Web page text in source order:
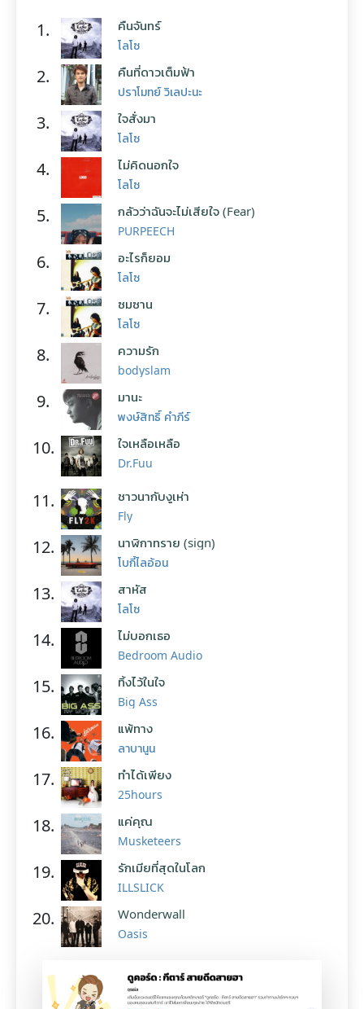
1. คืนจันทร์
โลโซ
2. คืนที่ดาวเต็มฟ้า
ปราโมทย์ วิเลปะนะ
3. ใจสั่งมา
โลโซ
4. ไม่คิดนอกใจ
โลโซ
5. กลัวว่าฉันจะไม่เสียใจ (Fear)
PURPEECH
6. อะไรก็ยอม
โลโซ
7. ซมซาน
โลโซ
8. ความรัก
bodyslam
9. มานะ
พงษ์สิทธิ์ คำภีร์
10. ใจเหลือเหลือ
Dr.Fuu
11. ชาวนากับงูเห่า
Fly
12. นาฬิกาทราย (sign)
โบกี้ไลอ้อน
13. สาหัส
โลโซ
14. ไม่บอกเธอ
Bedroom Audio
15. ทิ้งไว้ในใจ
Big Ass
16. แพ้ทาง
ลาบานูน
17. ทำได้เพียง
25hours
18. แค่คุณ
Musketeers
19. รักเมียที่สุดในโลก
ILLSLICK
20. Wonderwall
Oasis